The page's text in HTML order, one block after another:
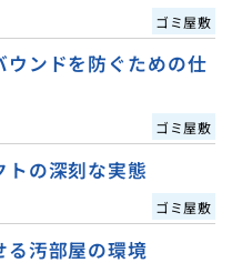
ゴミ屋敷
ンドを防ぐための仕
ゴミ屋敷
トの深刻な実態
ゴミ屋敷
る汚部屋の環境